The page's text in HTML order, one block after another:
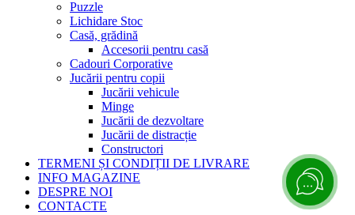
Puzzle
Lichidare Stoc
Casă, grădină
Accesorii pentru casă
Cadouri Corporative
Jucării pentru copii
Jucării vehicule
Minge
Jucării de dezvoltare
Jucării de distracție
Constructori
TERMENI ȘI CONDIȚII DE LIVRARE
INFO MAGAZINE
DESPRE NOI
CONTACTE